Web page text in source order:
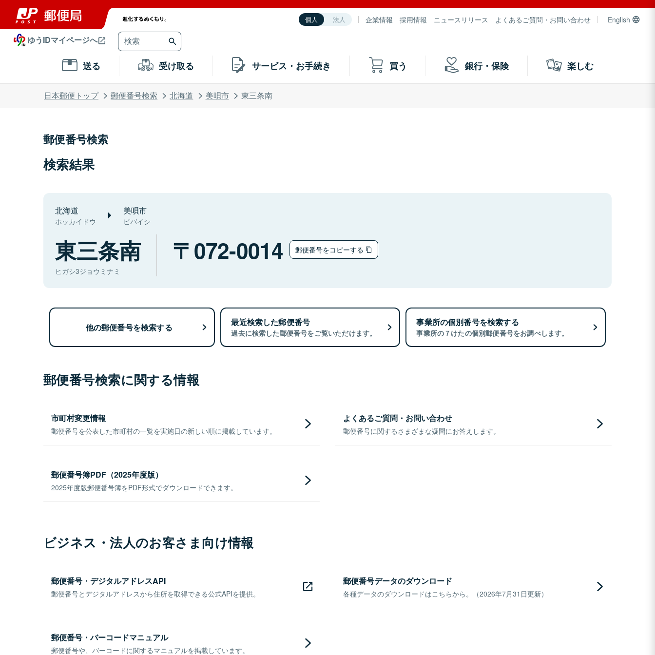
個人 法人 企業情報 採用情報 ニュースリリース よくあるご質問・お問い合わせ English
ゆうIDマイページへ
送る 受け取る サービス・お手続き 買う 銀行・保険 楽しむ
日本郵便トップ 郵便番号検索 北海道 美唄市 東三条南
郵便番号検索
検索結果
北海道
ホッカイドウ
美唄市
ビバイシ
東三条南
ヒガシ3ジョウミナミ
072-0014 郵便番号をコピーする
他の郵便番号を検索する 最近検索した郵便番号
過去に検索した郵便番号をご覧いただけます。
事業所の個別番号を検索する
事業所の７けたの個別郵便番号をお調べします。
郵便番号検索に関する情報
市町村変更情報
郵便番号を公表した市町村の一覧を実施日の新しい順に掲載しています。
よくあるご質問・お問い合わせ
郵便番号に関するさまざまな疑問にお答えします。
郵便番号簿PDF（2025年度版）
2025年度版郵便番号簿をPDF形式でダウンロードできます。
ビジネス・法人のお客さま向け情報
郵便番号・デジタルアドレスAPI
郵便番号とデジタルアドレスから住所を取得できる公式APIを提供。
郵便番号データのダウンロード
各種データのダウンロードはこちらから。（2026年7月31日更新）
郵便番号・バーコードマニュアル
郵便番号や、バーコードに関するマニュアルを掲載しています。